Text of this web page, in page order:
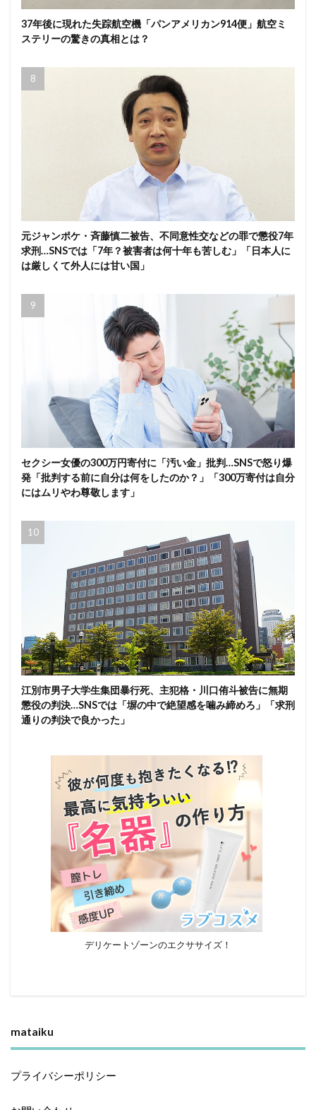
37年後に現れた失踪航空機「パンアメリカン914便」航空ミ
ステリーの驚きの真相とは？
元ジャンポケ・斉藤慎二被告、不同意性交などの罪で懲役7年
求刑…SNSでは「7年？被害者は何十年も苦しむ」「日本人に
は厳しくて外人には甘い国」
セクシー女優の300万円寄付に「汚い金」批判…SNSで怒り爆
発「批判する前に自分は何をしたのか？」「300万寄付は自分
にはムリやわ尊敬します」
江別市男子大学生集団暴行死、主犯格・川口侑斗被告に無期
懲役の判決…SNSでは「塀の中で絶望感を噛み締めろ」「求刑
通りの判決で良かった」
デリケートゾーンのエクササイズ！
mataiku
プライバシーポリシー